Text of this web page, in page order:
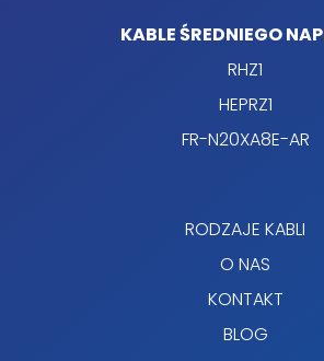
KABLE ŚREDNIEGO
RHZ1
HEPRZ1
FR-N20XA8E-AR
RODZAJE KABLI
O NAS
KONTAKT
BLOG